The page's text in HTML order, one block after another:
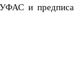
и